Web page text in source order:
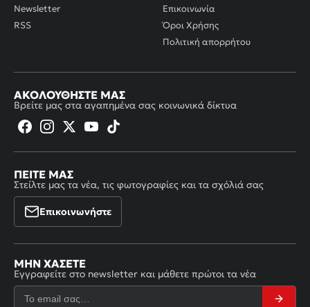
Newsletter
RSS
Επικοινωνία
Όροι Χρήσης
Πολιτική απορρήτου
ΑΚΟΛΟΥΘΉΣΤΕ ΜΑΣ
Βρείτε μας στα αγαπημένα σας κοινωνικά δίκτυα
ΠΕΊΤΕ ΜΑΣ
Στείλτε μας τα νέα, τις φωτογραφίες και τα σχόλιά σας
Επικοινωνήστε
ΜΗΝ ΧΆΣΕΤΕ
Εγγραφείτε στο newsletter και μάθετε πρώτοι τα νέα